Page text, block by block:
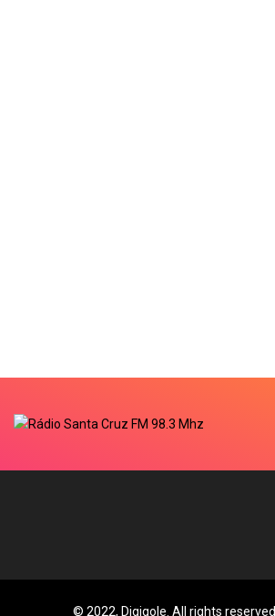
© 2022, Digiqole. All rights reserved